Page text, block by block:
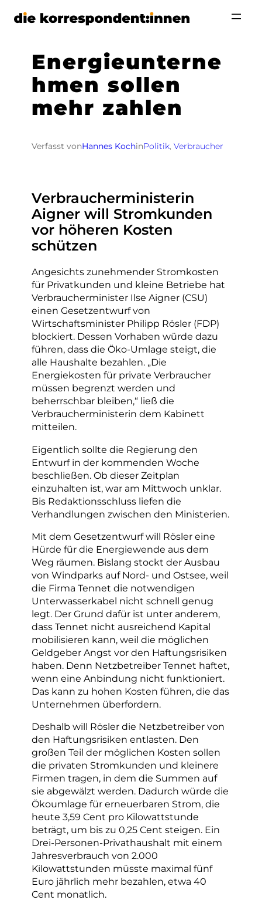
Zum
Energieunterne
hmen sollen
mehr zahlen
Verfasst vonHannes KochinPolitik, Verbraucher
Verbraucherministerin
Aigner will Stromkunden
vor höheren Kosten
schützen
Angesichts zunehmender Stromkosten
für Privatkunden und kleine Betriebe hat
Verbraucherminister Ilse Aigner (CSU)
einen Gesetzentwurf von
Wirtschaftsminister Philipp Rösler (FDP)
blockiert. Dessen Vorhaben würde dazu
führen, dass die Öko-Umlage steigt, die
alle Haushalte bezahlen. „Die
Energiekosten für private Verbraucher
müssen begrenzt werden und
beherrschbar bleiben,“ ließ die
Verbraucherministerin dem Kabinett
mitteilen.
Eigentlich sollte die Regierung den
Entwurf in der kommenden Woche
beschließen. Ob dieser Zeitplan
einzuhalten ist, war am Mittwoch unklar.
Bis Redaktionsschluss liefen die
Verhandlungen zwischen den Ministerien.
Mit dem Gesetzentwurf will Rösler eine
Hürde für die Energiewende aus dem
Weg räumen. Bislang stockt der Ausbau
von Windparks auf Nord- und Ostsee, weil
die Firma Tennet die notwendigen
Unterwasserkabel nicht schnell genug
legt. Der Grund dafür ist unter anderem,
dass Tennet nicht ausreichend Kapital
mobilisieren kann, weil die möglichen
Geldgeber Angst vor den Haftungsrisiken
haben. Denn Netzbetreiber Tennet haftet,
wenn eine Anbindung nicht funktioniert.
Das kann zu hohen Kosten führen, die das
Unternehmen überfordern.
Deshalb will Rösler die Netzbetreiber von
den Haftungsrisiken entlasten. Den
großen Teil der möglichen Kosten sollen
die privaten Stromkunden und kleinere
Firmen tragen, in dem die Summen auf
sie abgewälzt werden. Dadurch würde die
Ökoumlage für erneuerbaren Strom, die
heute 3,59 Cent pro Kilowattstunde
beträgt, um bis zu 0,25 Cent steigen. Ein
Drei-Personen-Privathaushalt mit einem
Jahresverbrauch von 2.000
Kilowattstunden müsste maximal fünf
Euro jährlich mehr bezahlen, etwa 40
Cent monatlich.